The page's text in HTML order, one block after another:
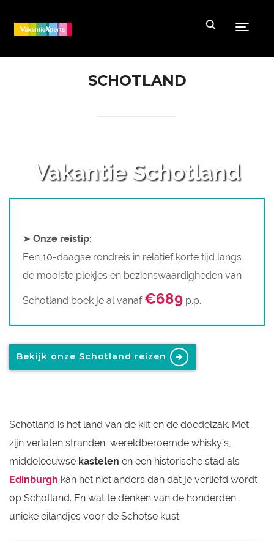
SCHOTLAND
Vakantie Schotland
➤ Onze reistip:
Een 10-daagse rondreis in relatief korte tijd langs
de mooiste plekjes en bezienswaardigheden van
Schotland boek je al vanaf €689 p.p.
Bekijk onze Schotland reizen
Schotland is het land van de kilt en de doedelzak. Met
zijn verlaten stranden, wereldberoemde whisky’s,
middeleeuwse kastelen en een historische stad als
Edinburgh kan het niet anders dan dat je verliefd wordt
op Schotland. En wat te denken van de honderden
unieke eilandjes voor de Schotse kust.